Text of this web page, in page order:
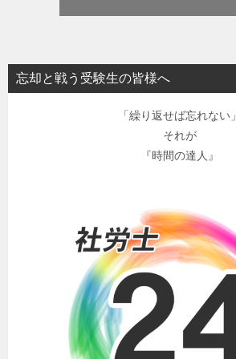
忘却と戦う受験生の皆様へ
「繰り返せば忘れない」
それが
『時間の達人』